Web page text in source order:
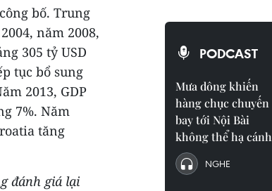
bố. Trung
năm 2008,
305 tỷ USD
tục bổ sung
2013, GDP
7%. Năm
tăng
đánh giá lại
PODCAST
Mưa dông khiến
hàng chục chuyến
bay tới Nội Bài
không thể hạ cánh
NGHE